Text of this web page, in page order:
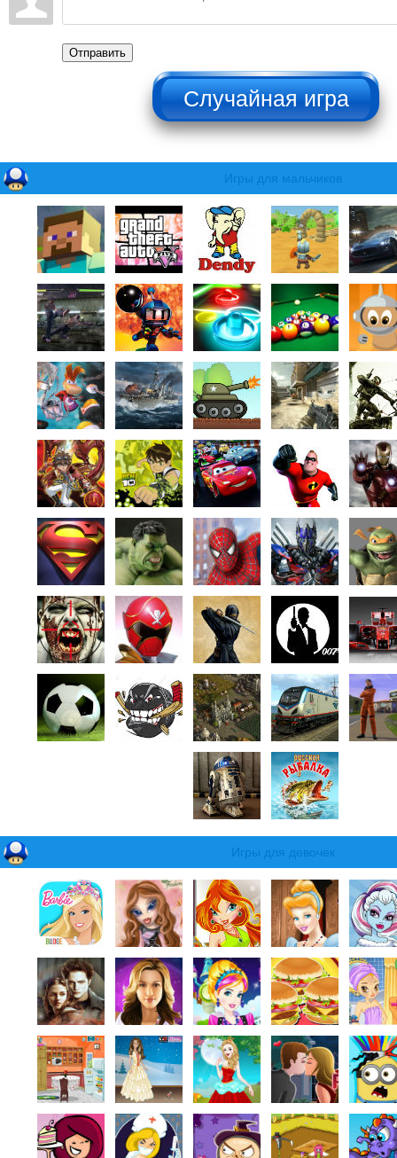
Отправить
НЕ НАЖИМАТЬ!!!
Игры для мальчиков
Игры для девочек